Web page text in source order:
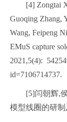
[4] Zongtai
Guoqing Zhang,
Wang, Feipeng
EMuS capture
2021,5(4):
id=7106714737.
[5]闫朝辉,
模型线圈的研制